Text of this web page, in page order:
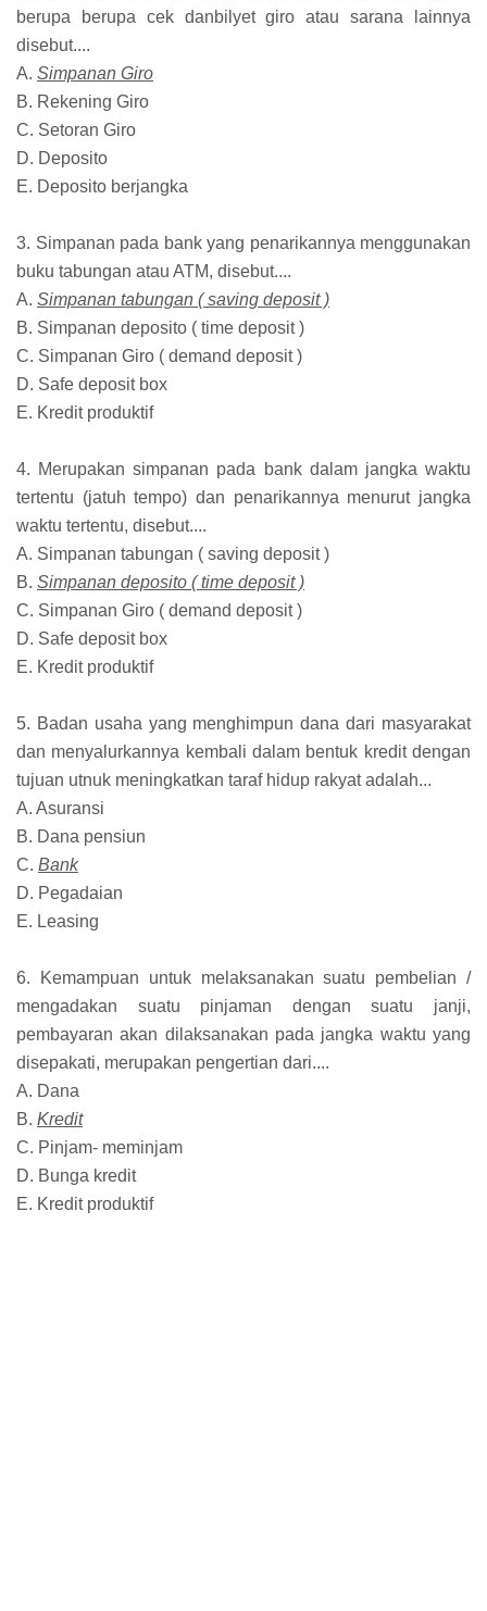
berupa berupa cek danbilyet giro atau sarana lainnya
disebut....
A. Simpanan Giro
B. Rekening Giro
C. Setoran Giro
D. Deposito
E. Deposito berjangka
3. Simpanan pada bank yang penarikannya menggunakan
buku tabungan atau ATM, disebut....
A. Simpanan tabungan ( saving deposit )
B. Simpanan deposito ( time deposit )
C. Simpanan Giro ( demand deposit )
D. Safe deposit box
E. Kredit produktif
4. Merupakan simpanan pada bank dalam jangka waktu
tertentu (jatuh tempo) dan penarikannya menurut jangka
waktu tertentu, disebut....
A. Simpanan tabungan ( saving deposit )
B. Simpanan deposito ( time deposit )
C. Simpanan Giro ( demand deposit )
D. Safe deposit box
E. Kredit produktif
5. Badan usaha yang menghimpun dana dari masyarakat
dan menyalurkannya kembali dalam bentuk kredit dengan
tujuan utnuk meningkatkan taraf hidup rakyat adalah...
A. Asuransi
B. Dana pensiun
C. Bank
D. Pegadaian
E. Leasing
6. Kemampuan untuk melaksanakan suatu pembelian /
mengadakan suatu pinjaman dengan suatu janji,
pembayaran akan dilaksanakan pada jangka waktu yang
disepakati, merupakan pengertian dari....
A. Dana
B. Kredit
C. Pinjam- meminjam
D. Bunga kredit
E. Kredit produktif